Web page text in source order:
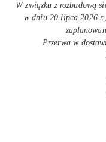
W związku z rozbudową
w dniu 20 lipca 2026
Przerwa w